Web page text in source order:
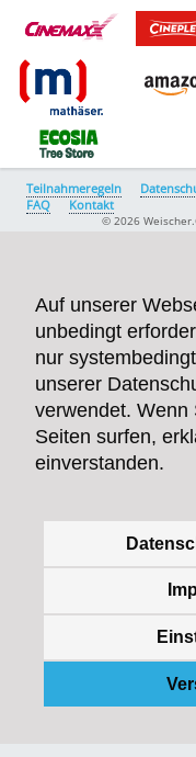
Auf unserer
unbedingt
nur
unserer
verwendet. Wenn
Seiten surfen,
einverstanden.
Teilnahmeregeln
FAQ
Kontakt
© 2026